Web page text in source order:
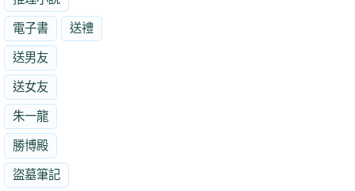
電子書 送禮
送男友
送女友
朱一龍
勝博殿
盜墓筆記